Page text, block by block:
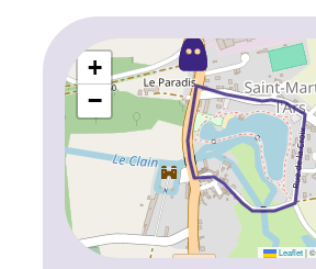
+
−
Leaflet |